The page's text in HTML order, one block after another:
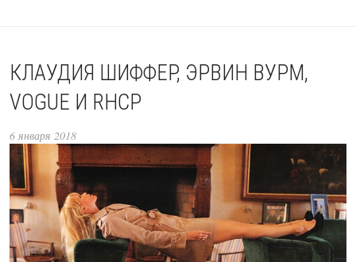
КЛАУДИЯ ШИФФЕР, ЭРВИН ВУРМ,
VOGUE И RHCP
6 января 2018